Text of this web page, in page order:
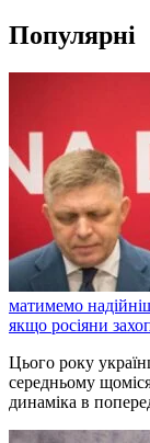
Популярні
матимемо
якщо росіяни
Цього року
середньому
динаміка в